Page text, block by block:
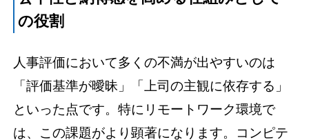
の役割
人事評価において多くの不満が出やすいのは
「評価基準が曖昧」「上司の主観に依存する」
といった点です。特にリモートワーク環境で
は、この課題がより顕著になります。コンピテ